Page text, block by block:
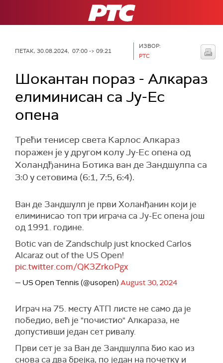
РТС
ПЕТАК, 30.08.2024, 07:00 -> 09:21
ИЗВОР:
РТС
Шокантан пораз - Алкараз
елиминисан са Ју-Ес
опена
Трећи тенисер света Карлос Алкараз
поражен је у другом колу Ју-Ес опена од
Холандђанина Ботика ван де Зандшулпа са
3:0 у сетовима (6:1, 7:5, 6:4).
Ван де Зандшулп је први Холанђанин који је
елиминисао топ три играча са Ју-Ес опена још
од 1991. године.
Botic van de Zandschulp just knocked Carlos
Alcaraz out of the US Open!
pic.twitter.com/QK3ZrkoPgx
— US Open Tennis (@usopen) August 30, 2024
Играч на 75. месту АТП листе не само да је
победио, већ је "почистио" Алкараза, не
допустивши један сет ривалу.
Први сет је за Ван де Зандшулпа био као из
снова са два брејка, по један на почетку и